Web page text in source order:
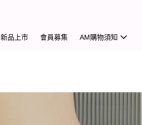
新品上市 會員募集 AM購物須知